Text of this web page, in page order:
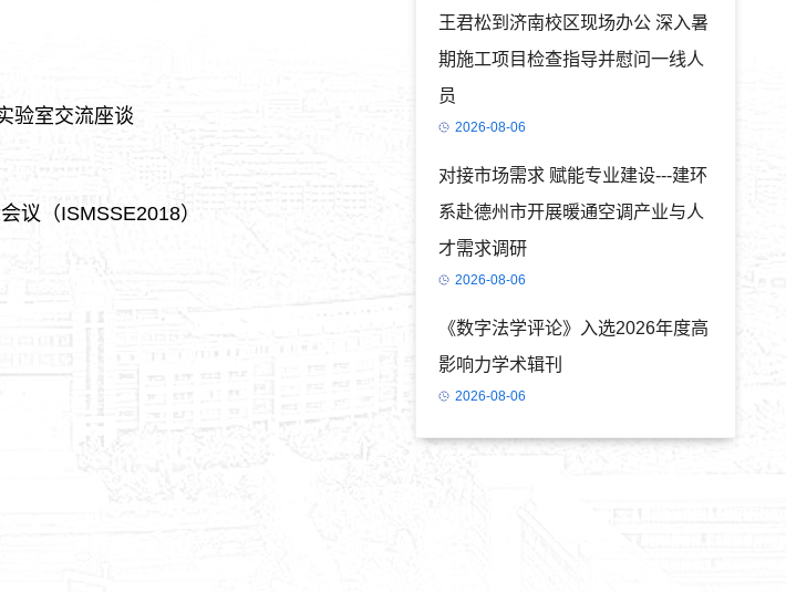
验室交流座谈
议（ISMSSE2018）
王君松到济南校区现场办公 深入暑
期施工项目检查指导并慰问一线人
员
2026-08-06
对接市场需求 赋能专业建设---建环
系赴德州市开展暖通空调产业与人
才需求调研
2026-08-06
《数字法学评论》入选2026年度高
影响力学术辑刊
2026-08-06